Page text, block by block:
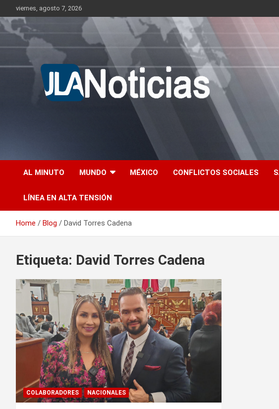
to
content
viernes, agosto 7, 2026
Jlanoticias
AL MINUTO MUNDO MÉXICO CONFLICTOS SOCIALES
LÍNEA EN ALTA TENSIÓN
Home Blog David Torres Cadena
Etiqueta: David Torres Cadena
COLABORADORES NACIONALES